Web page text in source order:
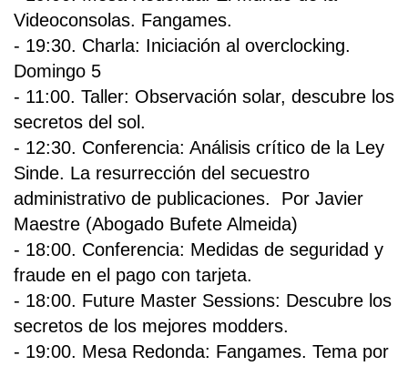
Videoconsolas. Fangames.
- 19:30. Charla: Iniciación al overclocking.
Domingo 5
- 11:00. Taller: Observación solar, descubre los
secretos del sol.
- 12:30. Conferencia: Análisis crítico de la Ley
Sinde. La resurrección del secuestro
administrativo de publicaciones. Por Javier
Maestre (Abogado Bufete Almeida)
- 18:00. Conferencia: Medidas de seguridad y
fraude en el pago con tarjeta.
- 18:00. Future Master Sessions: Descubre los
secretos de los mejores modders.
- 19:00. Mesa Redonda: Fangames. Tema por